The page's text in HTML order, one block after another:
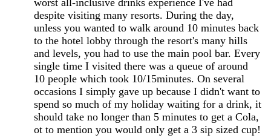
despite visiting many resorts. During the day,
unless you wanted to walk around 10 minutes back
to the hotel lobby through the resort's many hills
and levels, you had to use the main pool bar. Every
single time I visited there was a queue of around
10 people which took 10/15minutes. On several
occasions I simply gave up because I didn't want to
spend so much of my holiday waiting for a drink, it
should take no longer than 5 minutes to get a Cola,
ot to mention you would only get a 3 sip sized cup!